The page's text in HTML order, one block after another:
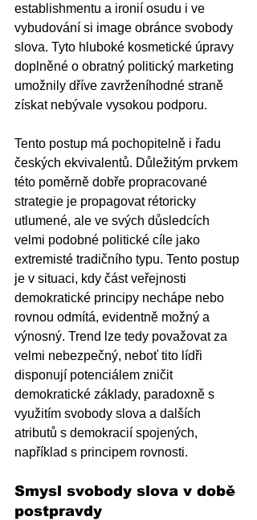
establishmentu a ironií osudu i ve
vybudování si image obránce svobody
slova. Tyto hluboké kosmetické úpravy
doplněné o obratný politický marketing
umožnily dříve zavrženíhodné straně
získat nebývale vysokou podporu.
Tento postup má pochopitelně i řadu
českých ekvivalentů. Důležitým prvkem
této poměrně dobře propracované
strategie je propagovat rétoricky
utlumené, ale ve svých důsledcích
velmi podobné politické cíle jako
extremisté tradičního typu. Tento postup
je v situaci, kdy část veřejnosti
demokratické principy nechápe nebo
rovnou odmítá, evidentně možný a
výnosný. Trend lze tedy považovat za
velmi nebezpečný, neboť tito lídři
disponují potenciálem zničit
demokratické základy, paradoxně s
využitím svobody slova a dalších
atributů s demokracií spojených,
například s principem rovnosti.
Smysl svobody slova v době
postpravdy